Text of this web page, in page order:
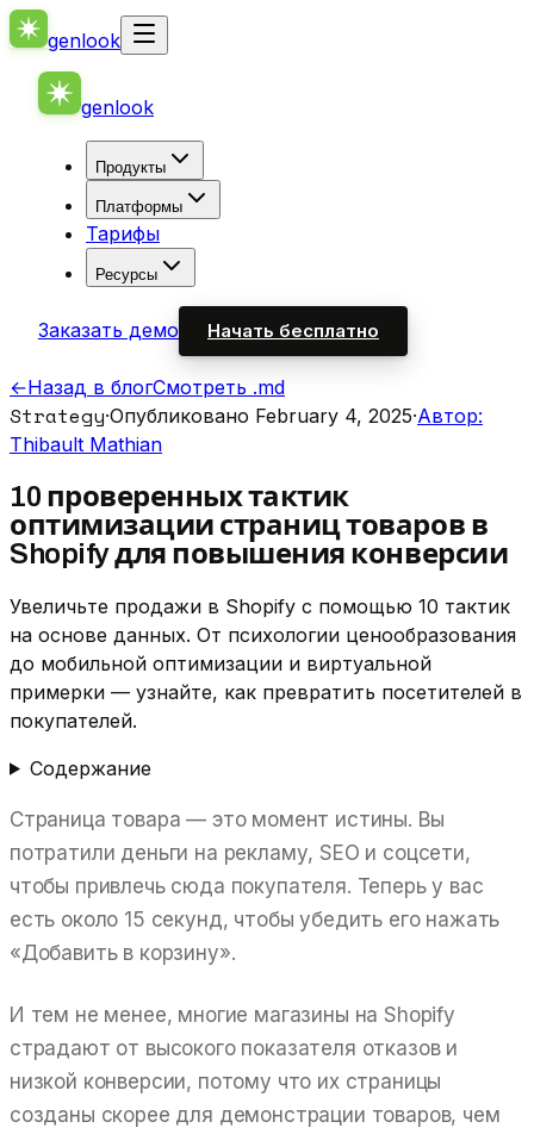
genlook
genlook
Продукты
Платформы
Тарифы
Ресурсы
Заказать демо Начать бесплатно
←Назад в блогСмотреть .md
Strategy·Опубликовано February 4, 2025·Автор:
Thibault Mathian
10 проверенных тактик
оптимизации страниц товаров в
Shopify для повышения конверсии
Увеличьте продажи в Shopify с помощью 10 тактик
на основе данных. От психологии ценообразования
до мобильной оптимизации и виртуальной
примерки — узнайте, как превратить посетителей в
покупателей.
Содержание
Страница товара — это момент истины. Вы
потратили деньги на рекламу, SEO и соцсети,
чтобы привлечь сюда покупателя. Теперь у вас
есть около 15 секунд, чтобы убедить его нажать
«Добавить в корзину».
И тем не менее, многие магазины на Shopify
страдают от высокого показателя отказов и
низкой конверсии, потому что их страницы
созданы скорее для демонстрации товаров, чем